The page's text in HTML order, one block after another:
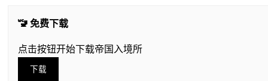
🚾 免费下载
点击按钮开始下载帝国入境所
下载